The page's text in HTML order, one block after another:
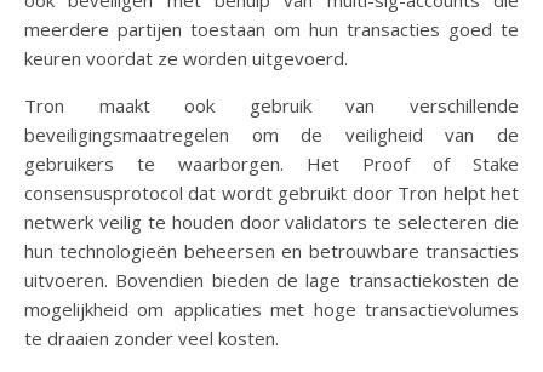
meerdere partijen toestaan om hun transacties goed te
keuren voordat ze worden uitgevoerd.
Tron maakt ook gebruik van verschillende
beveiligingsmaatregelen om de veiligheid van de
gebruikers te waarborgen. Het Proof of Stake
consensusprotocol dat wordt gebruikt door Tron helpt het
netwerk veilig te houden door validators te selecteren die
hun technologieën beheersen en betrouwbare transacties
uitvoeren. Bovendien bieden de lage transactiekosten de
mogelijkheid om applicaties met hoge transactievolumes
te draaien zonder veel kosten.